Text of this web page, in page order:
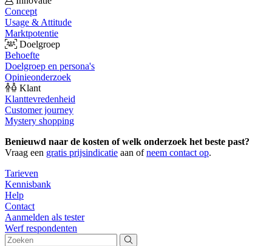
Concept
Usage & Attitude
Marktpotentie
Doelgroep
Behoefte
Doelgroep en persona's
Opinieonderzoek
Klant
Klanttevredenheid
Customer journey
Mystery shopping
Benieuwd naar de kosten of welk onderzoek het beste past?
Vraag een gratis prijsindicatie aan ofneem contact op.
Tarieven
Kennisbank
Help
Contact
Aanmelden als tester
Werf respondenten